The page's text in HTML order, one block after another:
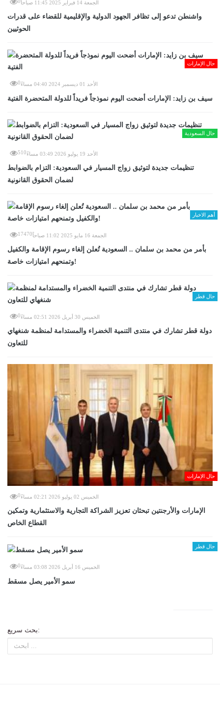
الجمعة 14 فبراير 2025 11:45 صباحاً
واشنطن تدعو إلى تظافر الجهود الدولية والإقليمية للقضاء على قدرات
الحوثيين
حال الإمارات
الأحد 01 ديسمبر 2024 04:40 مساءً 0
سيف بن زايد: الإمارات أضحت اليوم نموذجاً فريداً للدولة المتحضرة الفتية
حال السعودية
الأحد 19 يوليو 2026 03:49 مساءً 510
تنظيمات جديدة لتوثيق زواج المسيار في السعودية: التزام بالضوابط
لضمان الحقوق القانونية
أهم الاخبار
الجمعة 16 مايو 2025 11:02 صباحاً 17470
بأمر من محمد بن سلمان .. السعودية تُعلن إلغاء رسوم الإقامة والكفيل
وتمنحهم امتيازات خاصة!
حال قطر
الخميس 30 أبريل 2026 02:51 مساءً 0
دولة قطر تشارك في منتدى التنمية الخضراء والمستدامة لمنظمة شنغهاي
للتعاون
حال الإمارات
الخميس 02 يوليو 2026 02:21 مساءً 0
الإمارات والأرجنتين تبحثان تعزيز الشراكة التجارية والاستثمارية وتمكين
القطاع الخاص
حال قطر
الخميس 16 أبريل 2026 03:08 مساءً 0
سمو الأمير يصل مسقط
بحث سريع: